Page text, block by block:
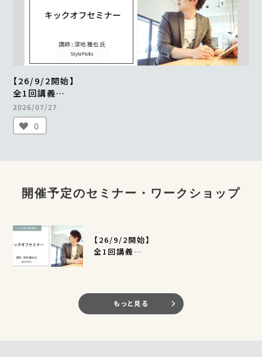
【26/9/2開始】
全1回講義
EC活用支援事業キックオフセミナー
（定員400名）
2026/07/27
0
開催予定のセミナー・ワークショップ
【26/9/2開始】
全1回講義
もっと見る